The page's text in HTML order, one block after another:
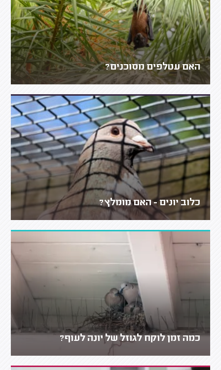
האם עטלפים מסוכנים?
כלוב יונים - האם מומלץ?
כמה זמן לוקח לגוזל של יונה לעוף?